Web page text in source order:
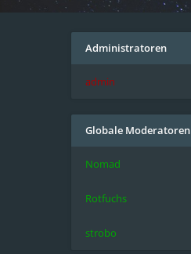
Administratoren
admin
Globale Moderatoren
Nomad
Rotfuchs
strobo